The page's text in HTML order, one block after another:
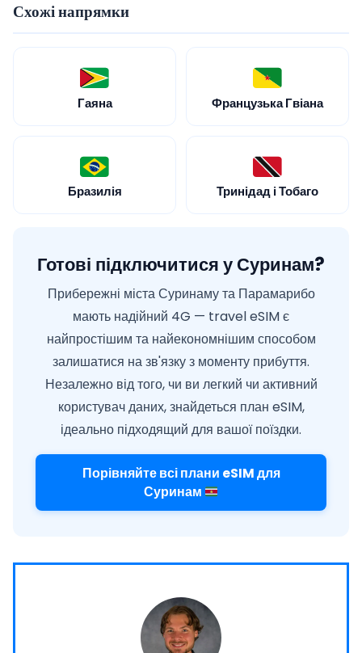
Схожі напрямки
Гаяна Французька Гвіана
Бразилія Тринідад і Тобаго
Готові підключитися у Суринам?
Прибережні міста Суринаму та Парамарибо
мають надійний 4G — travel eSIM є
найпростішим та найекономнішим способом
залишатися на зв'язку з моменту прибуття.
Незалежно від того, чи ви легкий чи активний
користувач даних, знайдеться план eSIM,
ідеально підходящий для вашої поїздки.
Порівняйте всі плани eSIM для
Суринам